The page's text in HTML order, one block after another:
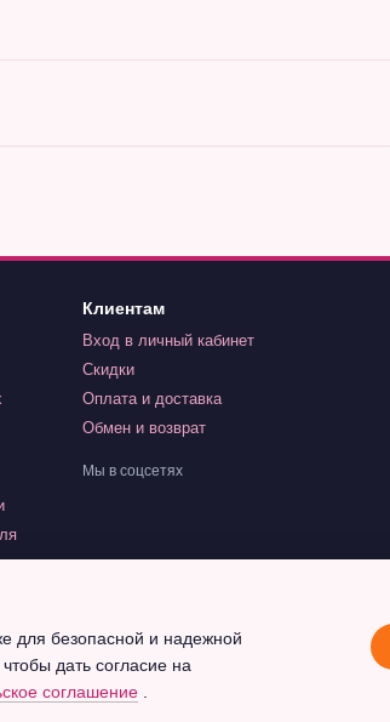
Клиентам
Вход в личный кабинет
Скидки
Оплата и доставка
Обмен и возврат
Мы в соцсетях
для безопасной и надежной
дать согласие на
соглашение